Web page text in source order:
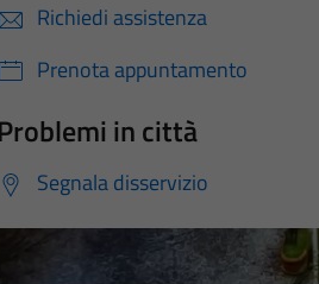
Richiedi assistenza
Prenota appuntamento
Problemi in città
Segnala disservizio